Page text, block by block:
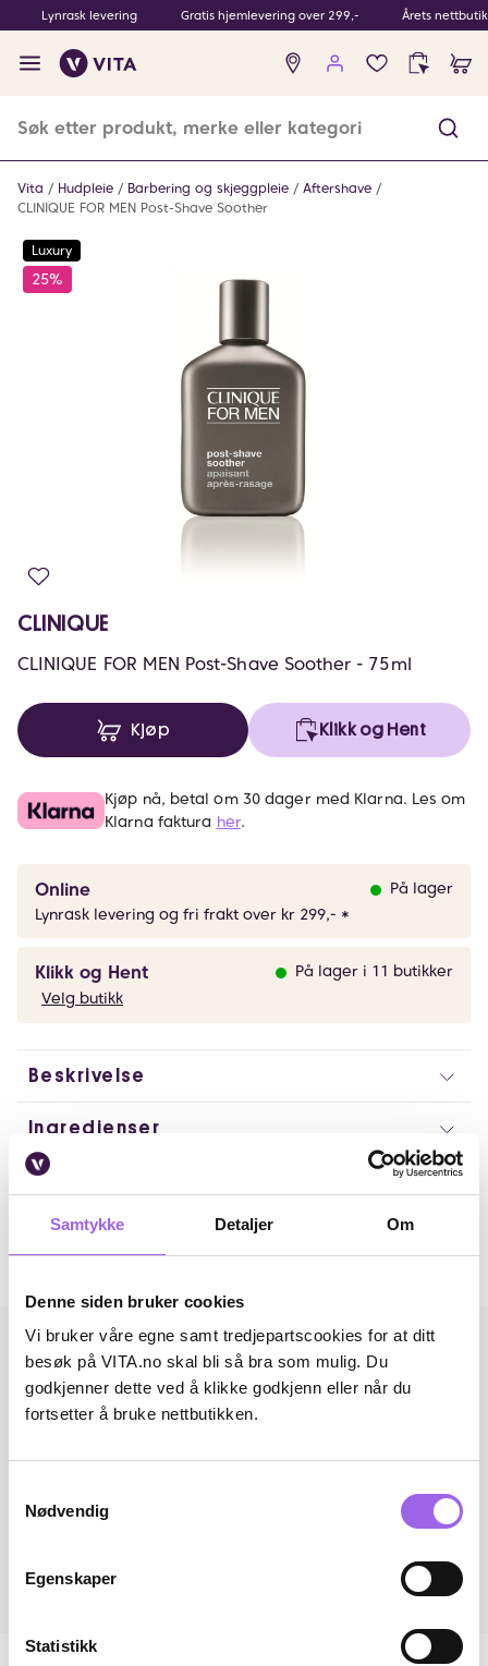
Samtykke Detaljer Om
Denne siden bruker cookies
Vi bruker våre egne samt tredjepartscookies for at ditt
besøk på VITA.no skal bli så bra som mulig. Du
godkjenner dette ved å klikke godkjenn eller når du
fortsetter å bruke nettbutikken.
Nødvendig
Egenskaper
Statistikk
Lynrask levering Gratis hjemlevering over 299,- Årets
Ingen
produkter
Vita Hudpleie Barbering og skjeggpleie
Aftershave
CLINIQUE FOR MEN Post-Shave Soother
Luxury
25%
CLINIQUE
CLINIQUE FOR MEN Post-Shave Soother - 75ml
Kjøp Klikk og Hent
Kjøp nå, betal om 30 dager med Klarna. Les om
Klarna faktura her.
Online
På lager
Lynrask levering og fri frakt over kr 299,- *
Klikk og Hent
På lager i 11 butikker
Velg butikk
Beskrivelse
Ingredienser
Artikkelnummer: 61125
Omtaler